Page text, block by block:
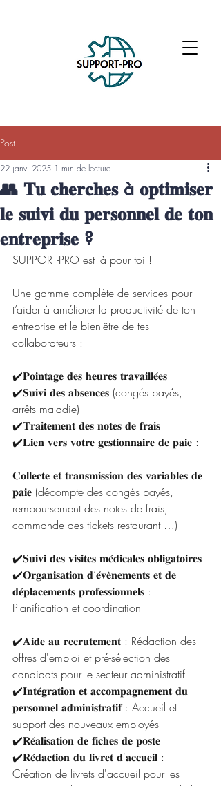
Post
👥 𝐓𝐮 𝐜𝐡𝐞𝐫𝐜𝐡𝐞𝐬 à 𝐨𝐩𝐭𝐢𝐦𝐢𝐬𝐞𝐫
𝐥𝐞 𝐬𝐮𝐢𝐯𝐢 𝐝𝐮 𝐩𝐞𝐫𝐬𝐨𝐧𝐧𝐞𝐥 𝐝𝐞 𝐭𝐨𝐧
𝐞𝐧𝐭𝐫𝐞𝐩𝐫𝐢𝐬𝐞 ?
22 janv. 2025 1 min de lecture
SUPPORT-PRO est là pour toi !
Une gamme complète de services pour
t’aider à améliorer la productivité de ton
entreprise et le bien-être de tes
collaborateurs :
✔️𝐏𝐨𝐢𝐧𝐭𝐚𝐠𝐞 𝐝𝐞𝐬 𝐡𝐞𝐮𝐫𝐞𝐬 𝐭𝐫𝐚𝐯𝐚𝐢𝐥𝐥𝐞́𝐞𝐬
✔️𝐒𝐮𝐢𝐯𝐢 𝐝𝐞𝐬 𝐚𝐛𝐬𝐞𝐧𝐜𝐞𝐬 (congés payés,
arrêts maladie)
✔️𝐓𝐫𝐚𝐢𝐭𝐞𝐦𝐞𝐧𝐭 𝐝𝐞𝐬 𝐧𝐨𝐭𝐞𝐬 𝐝𝐞 𝐟𝐫𝐚𝐢𝐬
✔️𝐋𝐢𝐞𝐧 𝐯𝐞𝐫𝐬 𝐯𝐨𝐭𝐫𝐞 𝐠𝐞𝐬𝐭𝐢𝐨𝐧𝐧𝐚𝐢𝐫𝐞 𝐝𝐞 𝐩𝐚𝐢𝐞 :
𝐂𝐨𝐥𝐥𝐞𝐜𝐭𝐞 𝐞𝐭 𝐭𝐫𝐚𝐧𝐬𝐦𝐢𝐬𝐬𝐢𝐨𝐧 𝐝𝐞𝐬 𝐯𝐚𝐫𝐢𝐚𝐛𝐥𝐞𝐬 𝐝𝐞
𝐩𝐚𝐢𝐞 (décompte des congés payés,
remboursement des notes de frais,
commande des tickets restaurant …)
✔️𝐒𝐮𝐢𝐯𝐢 𝐝𝐞𝐬 𝐯𝐢𝐬𝐢𝐭𝐞𝐬 𝐦𝐞́𝐝𝐢𝐜𝐚𝐥𝐞𝐬 𝐨𝐛𝐥𝐢𝐠𝐚𝐭𝐨𝐢𝐫𝐞𝐬
✔️𝐎𝐫𝐠𝐚𝐧𝐢𝐬𝐚𝐭𝐢𝐨𝐧 𝐝’𝐞́𝐯𝐞̀𝐧𝐞𝐦𝐞𝐧𝐭𝐬 𝐞𝐭 𝐝𝐞
𝐝𝐞́𝐩𝐥𝐚𝐜𝐞𝐦𝐞𝐧𝐭𝐬 𝐩𝐫𝐨𝐟𝐞𝐬𝐬𝐢𝐨𝐧𝐧𝐞𝐥𝐬 :
Planification et coordination
✔️𝐀𝐢𝐝𝐞 𝐚𝐮 𝐫𝐞𝐜𝐫𝐮𝐭𝐞𝐦𝐞𝐧𝐭 : Rédaction des
offres d'emploi et pré-sélection des
candidats pour le secteur administratif
✔️𝐈𝐧𝐭𝐞́𝐠𝐫𝐚𝐭𝐢𝐨𝐧 𝐞𝐭 𝐚𝐜𝐜𝐨𝐦𝐩𝐚𝐠𝐧𝐞𝐦𝐞𝐧𝐭 𝐝𝐮
𝐩𝐞𝐫𝐬𝐨𝐧𝐧𝐞𝐥 𝐚𝐝𝐦𝐢𝐧𝐢𝐬𝐭𝐫𝐚𝐭𝐢𝐟 : Accueil et
support des nouveaux employés
✔️𝐑𝐞́𝐚𝐥𝐢𝐬𝐚𝐭𝐢𝐨𝐧 𝐝𝐞 𝐟𝐢𝐜𝐡𝐞𝐬 𝐝𝐞 𝐩𝐨𝐬𝐭𝐞
✔️𝐑𝐞́𝐝𝐚𝐜𝐭𝐢𝐨𝐧 𝐝𝐮 𝐥𝐢𝐯𝐫𝐞𝐭 𝐝'𝐚𝐜𝐜𝐮𝐞𝐢𝐥 :
Création de livrets d'accueil pour les